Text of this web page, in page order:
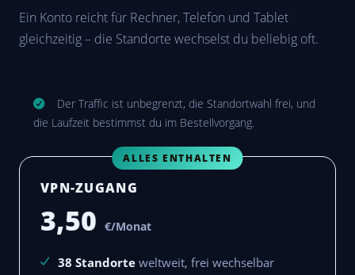
Ein Konto reicht für Rechner, Telefon und Tablet
gleichzeitig – die Standorte wechselst du beliebig oft.
Der Traffic ist unbegrenzt, die Standortwahl frei, und
die Laufzeit bestimmst du im Bestellvorgang.
ALLES ENTHALTEN
VPN-ZUGANG
3,50 €/Monat
38 Standorte weltweit, frei wechselbar